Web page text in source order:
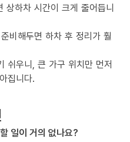
상하차 시간이 크게 줄어듭니
비해두면 하차 후 정리가 훨
쉬우니, 큰 가구 위치만 먼저
집니다.
일이 거의 없나요?